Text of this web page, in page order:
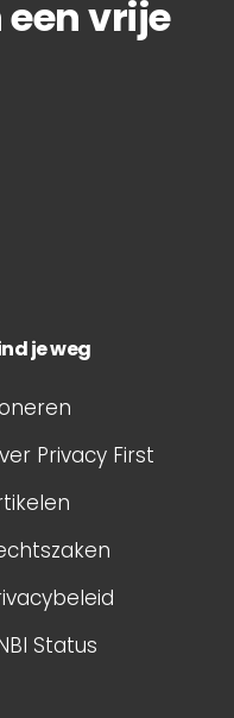
een vrije
je weg
Privacy First
Status